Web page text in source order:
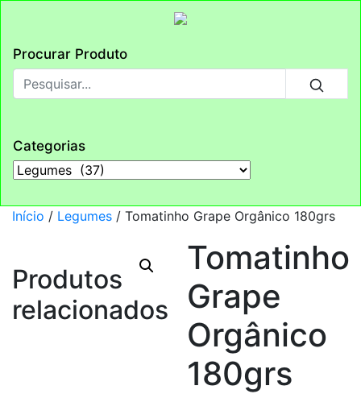
Procurar Produto
Categorias
Início / Legumes / Tomatinho Grape Orgânico 180grs
Tomatinho
Grape
Orgânico
180grs
Produtos
relacionados